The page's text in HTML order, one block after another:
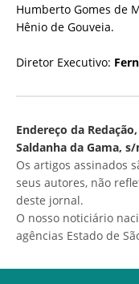
Humberto Gomes de
Hênio de Gouveia.
Diretor Executivo:
Endereço da
Saldanha da Gama,
Os artigos assinados
seus autores, não
deste jornal.
O nosso noticiário
agências Estado de